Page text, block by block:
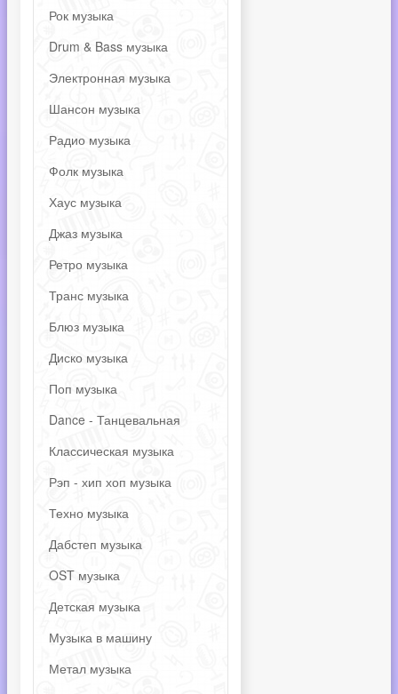
Рок музыка
Drum & Bass музыка
Электронная музыка
Шансон музыка
Радио музыка
Фолк музыка
Хаус музыка
Джаз музыка
Ретро музыка
Транс музыка
Блюз музыка
Диско музыка
Поп музыка
Dance - Танцевальная
Классическая музыка
Рэп - хип хоп музыка
Техно музыка
Дабстеп музыка
OST музыка
Детская музыка
Музыка в машину
Метал музыка